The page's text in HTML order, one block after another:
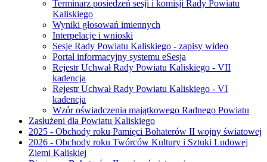
Terminarz posiedzeń sesji i komisji Rady Powiatu
Kaliskiego
Wyniki głosowań imiennych
Interpelacje i wnioski
Sesje Rady Powiatu Kaliskiego - zapisy wideo
Portal informacyjny systemu eSesja
Rejestr Uchwał Rady Powiatu Kaliskiego - VII
kadencja
Rejestr Uchwał Rady Powiatu Kaliskiego - VI
kadencja
Wzór oświadczenia majątkowego Radnego Powiatu
Zasłużeni dla Powiatu Kaliskiego
2025 - Obchody roku Pamięci Bohaterów II wojny światowej
2026 - Obchody roku Twórców Kultury i Sztuki Ludowej
Ziemi Kaliskiej